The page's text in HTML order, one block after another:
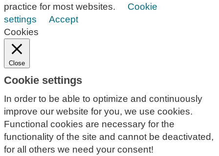
practice for most websites.
Cookie
settings
Accept
Cookies
Close
Cookie settings
In order to be able to optimize and continuously
improve our website for you, we use cookies.
Functional cookies are necessary for the
functionality of the site and cannot be deactivated,
for all others we need your consent!